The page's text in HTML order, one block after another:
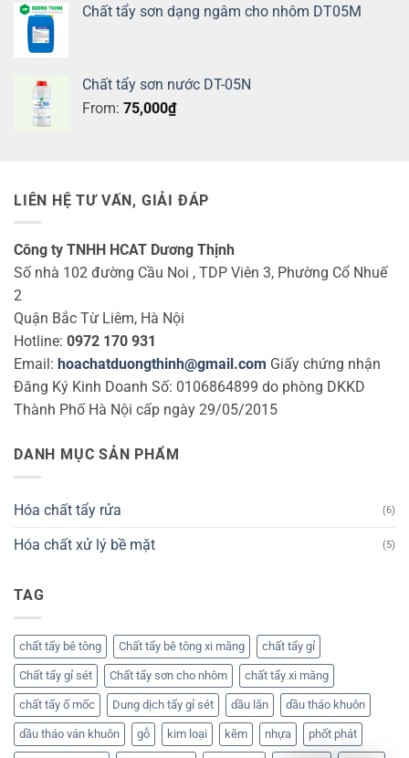
Chất tẩy sơn dạng ngâm cho nhôm DT05M
Chất tẩy sơn nước DT-05N
From: 75,000₫
LIÊN HỆ TƯ VẤN, GIẢI ĐÁP
Công ty TNHH HCAT Dương Thịnh
Số nhà 102 đường Cầu Noi , TDP Viên 3, Phường Cổ Nhuế
2
Quận Bắc Từ Liêm, Hà Nội
Hotline: 0972 170 931
Email: hoachatduongthinh@gmail.com Giấy chứng nhận
Đăng Ký Kinh Doanh Số: 0106864899 do phòng DKKD
Thành Phố Hà Nội cấp ngày 29/05/2015
DANH MỤC SẢN PHẨM
Hóa chất tẩy rửa (6)
Hóa chất xử lý bề mặt (5)
TAG
chất tẩy bê tông Chất tẩy bê tông xi măng chất tẩy gỉ
Chất tẩy gỉ sét Chất tẩy sơn cho nhôm chất tẩy xi măng
chất tẩy ố mốc Dung dịch tẩy gỉ sét dầu lăn dầu tháo khuôn
dầu tháo ván khuôn gỗ kim loại kẽm nhựa phốt phát